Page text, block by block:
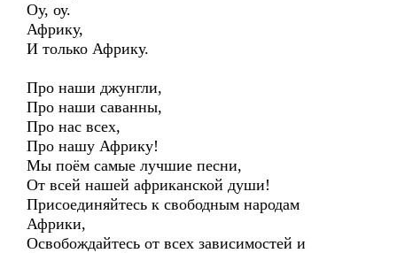
Оу, оу.
Африку,
И только Африку.
Про наши джунгли,
Про наши саванны,
Про нас всех,
Про нашу Африку!
Мы поём самые лучшие песни,
От всей нашей африканской души!
Присоединяйтесь к свободным народам
Африки,
Освобождайтесь от всех зависимостей и